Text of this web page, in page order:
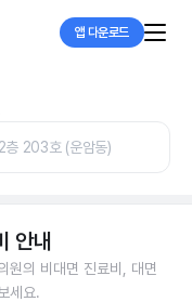
앱 다운로드
층 203호 (운암동)
안내
원의 비대면 진료비, 대면
세요.